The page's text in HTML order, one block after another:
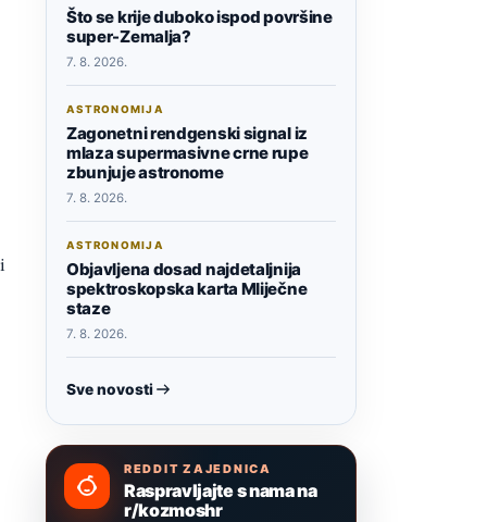
Što se krije duboko ispod površine
super-Zemalja?
7. 8. 2026.
ASTRONOMIJA
Zagonetni rendgenski signal iz
mlaza supermasivne crne rupe
zbunjuje astronome
7. 8. 2026.
ASTRONOMIJA
Objavljena dosad najdetaljnija
spektroskopska karta Mliječne
staze
7. 8. 2026.
Sve novosti
REDDIT ZAJEDNICA
Raspravljajte s nama na
r/kozmoshr